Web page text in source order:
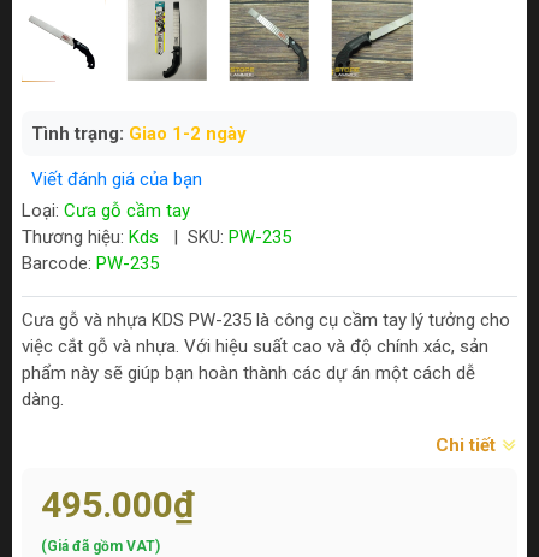
Tình trạng: Giao 1-2 ngày
Viết đánh giá của bạn
Loại: Cưa gỗ cầm tay
Thương hiệu: Kds SKU: PW-235
Barcode: PW-235
Cưa gỗ và nhựa KDS PW-235 là công cụ cầm tay lý tưởng cho
việc cắt gỗ và nhựa. Với hiệu suất cao và độ chính xác, sản
phẩm này sẽ giúp bạn hoàn thành các dự án một cách dễ
dàng.
Chi tiết
495.000₫
(Giá đã gồm VAT)